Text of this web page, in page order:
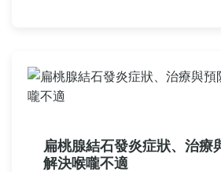
扁桃腺結石發炎症狀、治療
解決喉嚨不適